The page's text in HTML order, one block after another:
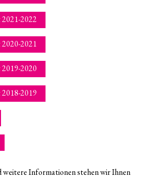
2022
2021
2020
2019
Informationen stehen wir Ihnen